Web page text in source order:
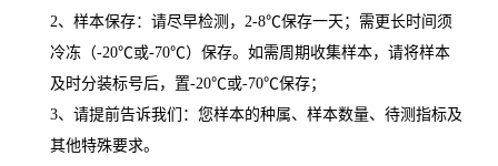
2、样本保存：请尽早检测， 2-8℃保存一天；需更长时间须
冷冻（-20℃或-70℃）保存。如需周期收集样本，请将样本
及时分装标号后，置-20℃或-70℃保存；
3、请提前告诉我们：您样本的种属、样本数量、待测指标及
其他特殊要求。